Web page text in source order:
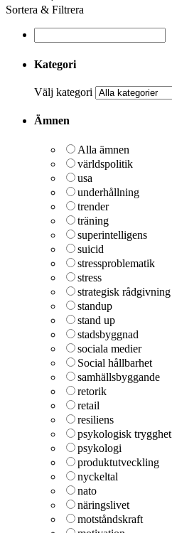
Sortera & Filtrera
Kategori
Välj kategori
Ämnen
Alla ämnen
världspolitik
usa
underhållning
trender
träning
superintelligens
suicid
stressproblematik
stress
strategisk rådgivning
standup
stand up
stadsbyggnad
sociala medier
Social hållbarhet
samhällsbyggande
retorik
retail
resiliens
psykologisk trygghet
psykologi
produktutveckling
nyckeltal
nato
näringslivet
motståndskraft